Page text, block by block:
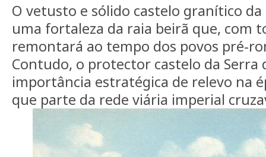
O vetusto e sólido castelo granítico da
uma fortaleza da raia beirã que, com
remontará ao tempo dos povos pré-
Contudo, o protector castelo da Serra
importância estratégica de relevo na
que parte da rede viária imperial